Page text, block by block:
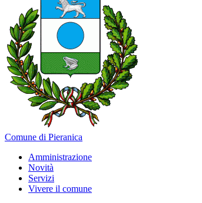
Comune di Pieranica
Amministrazione
Novità
Servizi
Vivere il comune